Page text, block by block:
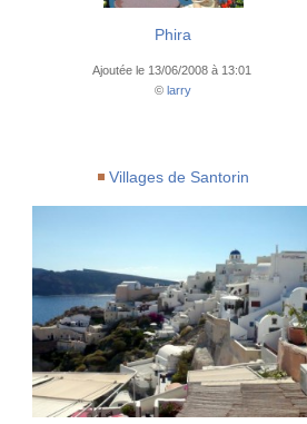
Phira
Ajoutée le 13/06/2008 à 13:01
©larry
Villages de Santorin